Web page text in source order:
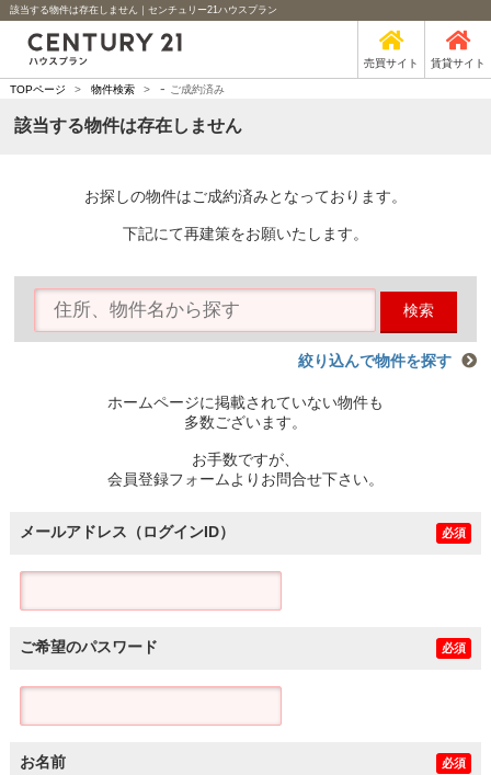
該当する物件は存在しません｜センチュリー21ハウスプラン
売買サイト 賃貸サイト
TOPページ > 物件検索 > - ご成約済み
該当する物件は存在しません
お探しの物件はご成約済みとなっております。
下記にて再建策をお願いたします。
検索
絞り込んで物件を探す
ホームページに掲載されていない物件も
多数ございます。
お手数ですが、
会員登録フォームよりお問合せ下さい。
メールアドレス（ログインID） 必須
ご希望のパスワード 必須
お名前 必須